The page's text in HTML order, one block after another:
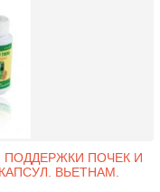
ПОДДЕРЖКИ ПОЧЕК И
ВЬЕТНАМ.